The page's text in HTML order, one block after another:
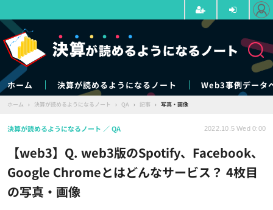
ホーム 決算が読めるようになるノート Web3事例データ
ホーム › 決算が読めるようになるノート › QA › 記事 › 写真・画像
【web3】Q. web3版のSpotify、Facebook、
Google Chromeとはどんなサービス？ 4枚目
の写真・画像
決算が読めるようになるノート QA 2022.10.5 Wed 0:00